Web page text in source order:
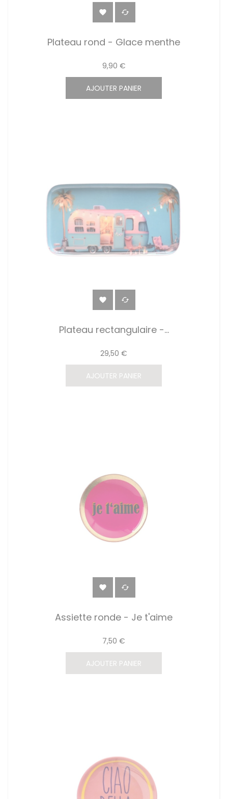
 
Plateau rond - Glace menthe
9,90 €
AJOUTER PANIER
 
Plateau rectangulaire -...
29,50 €
AJOUTER PANIER
 
Assiette ronde - Je t'aime
7,50 €
AJOUTER PANIER